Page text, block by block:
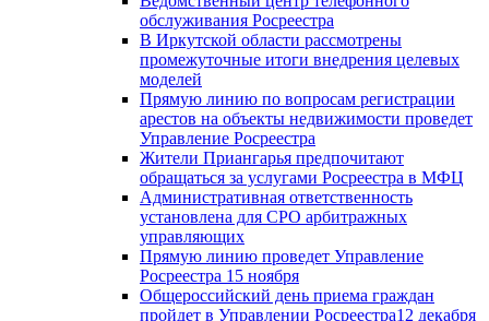
обслуживания Росреестра
В Иркутской области рассмотрены
промежуточные итоги внедрения целевых
моделей
Прямую линию по вопросам регистрации
арестов на объекты недвижимости проведет
Управление Росреестра
Жители Приангарья предпочитают
обращаться за услугами Росреестра в МФЦ
Административная ответственность
установлена для СРО арбитражных
управляющих
Прямую линию проведет Управление
Росреестра 15 ноября
Общероссийский день приема граждан
пройдет в Управлении Росреестра12 декабря